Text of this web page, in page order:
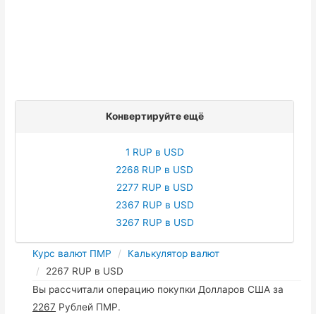
Конвертируйте ещё
1 RUP в USD
2268 RUP в USD
2277 RUP в USD
2367 RUP в USD
3267 RUP в USD
Курс валют ПМР
Калькулятор валют
2267 RUP в USD
Вы рассчитали операцию покупки Долларов США за
2267 Рублей ПМР.